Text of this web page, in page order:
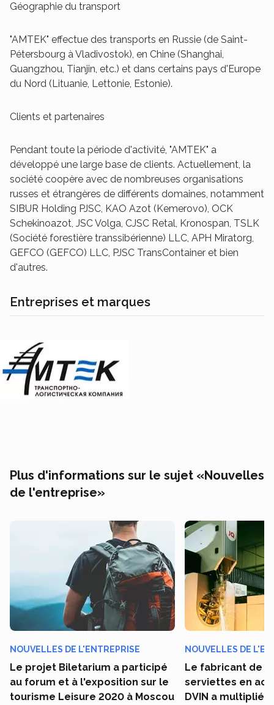
Géographie du transport
"AMTEK" effectue des transports en Russie (de Saint-
Pétersbourg à Vladivostok), en Chine (Shanghai,
Guangzhou, Tianjin, etc.) et dans certains pays d'Europe
du Nord (Lituanie, Lettonie, Estonie).
Clients et partenaires
Pendant toute la période d'activité, "AMTEK" a
développé une large base de clients. Actuellement, la
société coopère avec de nombreuses organisations
russes et étrangères de différents domaines, notamment
SIBUR Holding PJSC, KAO Azot (Kemerovo), OCK
Schekinoazot, JSC Volga, CJSC Retal, Kronospan, TSLK
(Société forestière transsibérienne) LLC, APH Miratorg,
GEFCO (GEFCO) LLC, PJSC TransContainer et bien
d'autres.
Entreprises et marques
Plus d'informations sur le sujet «Nouvelles
de l'entreprise»
NOUVELLES DE L'ENTREPRISE
Le projet Biletarium a participé
au forum et à l'exposition sur le
tourisme Leisure 2020 à Moscou
NOUVELLES DE
Le fabricant de
serviettes en
DVIN a multiplié